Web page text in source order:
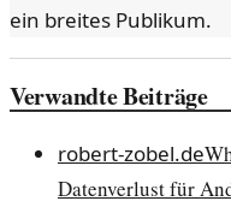
ein breites Publikum.
Verwandte Beiträge
robert-zobel.de
Datenverlust für